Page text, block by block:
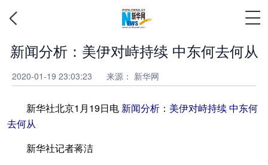
新闻分析：美伊对峙持续 中东何去何从
2020-01-19 23:03:23 来源： 新华网
新华社北京1月19日电 新闻分析：美伊对峙持续 中东何
去何从
新华社记者蒋洁